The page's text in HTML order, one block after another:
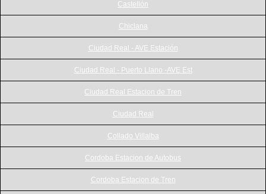
Castellón
Chiclana
Ciudad Real - AVE Estación
Ciudad Real - Puerto Llano -AVE Est
Ciudad Real Estacion de Tren
Ciudad Real
Collado Villalba
Cordoba Estacion de Autobus
Cordoba Estacion de Tren